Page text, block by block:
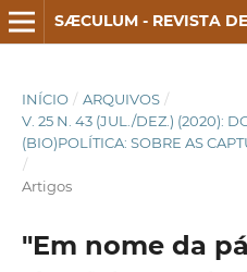
SÆCULUM - REVISTA
INÍCIO / ARQUIVOS /
V. 25 N. 43 (JUL./DEZ.) (2020):
(BIO)POLÍTICA: SOBRE AS
/
Artigos
"Em nome da